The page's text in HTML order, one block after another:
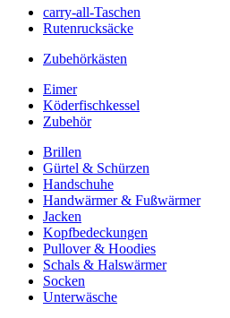
carry-all-Taschen
Rutenrucksäcke
Zubehörkästen
Eimer
Köderfischkessel
Zubehör
Brillen
Gürtel & Schürzen
Handschuhe
Handwärmer & Fußwärmer
Jacken
Kopfbedeckungen
Pullover & Hoodies
Schals & Halswärmer
Socken
Unterwäsche